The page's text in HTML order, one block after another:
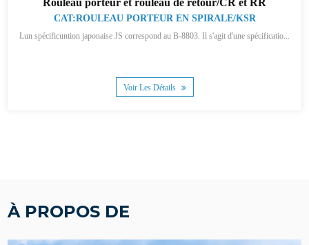
Rouleau porteur et rouleau de retour/CR et RR
CAT:ROULEAU PORTEUR EN SPIRALE/KSR
Lun spécificuntion japonaise JS correspond au B-8803. Il s'agit d'une spécificatio...
Voir Les Détails
À PROPOS DE